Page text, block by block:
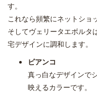
す。
これなら頻繁にネットショ
そしてヴェリータエボルタ
宅デザインに調和します。
ビアンコ
真っ白なデザインで
映えるカラーです。